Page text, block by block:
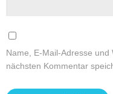
Name, E-Mail-Adresse
nächsten Kommentar